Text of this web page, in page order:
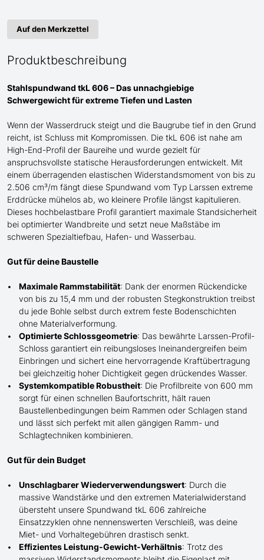
Auf den Merkzettel
Produktbeschreibung
Stahlspundwand tkL 606 – Das unnachgiebige
Schwergewicht fürextremeTiefen und Lasten
Wenn der Wasserdruck steigt und die Baugrube tief in den Grund
reicht, ist Schluss mit Kompromissen. Die tkL 606 ist nahe am
High-End-Profil der Baureihe und wurde gezielt für
anspruchsvollste statische Herausforderungen entwickelt. Mit
einem überragenden elastischen Widerstandsmoment von bis zu
2.506 cm³/m fängt diese Spundwand vom Typ Larssen extreme
Erddrücke mühelos ab, wo kleinere Profile längst kapitulieren.
Dieses hochbelastbare Profil garantiert maximale Standsicherheit
bei optimierter Wandbreite und setzt neue Maßstäbe im
schweren Spezialtiefbau, Hafen- und Wasserbau.
Gut für deine Baustelle
Maximale Rammstabilität: Dank der enormen Rückendicke
von bis zu 15,4 mm und der robusten Stegkonstruktion treibst
du jede Bohle selbst durch extrem feste Bodenschichten
ohne Materialverformung.
Optimierte Schlossgeometrie: Das bewährte Larssen-Profil-
Schloss garantiert ein reibungsloses Ineinandergreifen beim
Einbringen und sichert eine hervorragende Kraftübertragung
bei gleichzeitig hoher Dichtigkeit gegen drückendes Wasser.
Systemkompatible Robustheit: Die Profilbreite von 600 mm
sorgt für einen schnellen Baufortschritt, hält rauen
Baustellenbedingungen beim Rammen oder Schlagen stand
und lässt sich perfekt mit allen gängigen Ramm- und
Schlagtechniken kombinieren.
Gut für dein Budget
Unschlagbarer Wiederverwendungswert: Durch die
massive Wandstärke und den extremen Materialwiderstand
übersteht unsere Spundwand tkL 606 zahlreiche
Einsatzzyklen ohne nennenswerten Verschleiß, was deine
Miet- und Vorhaltegebühren drastisch senkt.
Effizientes Leistung-Gewicht-Verhältnis: Trotz des